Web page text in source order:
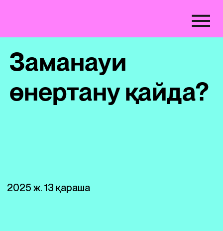
Заманауи
өнертану қайда?
2025 ж. 13 қараша